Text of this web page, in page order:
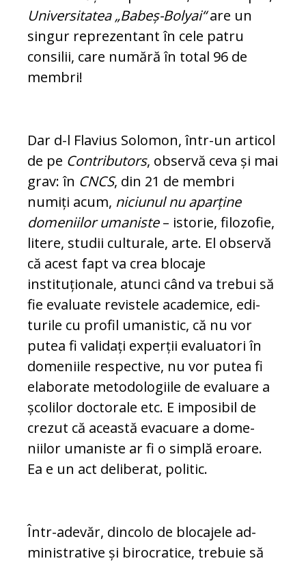
Uni­versitatea „Babeș-Bolyai“are un
singur re­pre­zentant în cele patru
consilii, care numără în to­tal 96 de
membri!
Dar d-l Flavius Solomon, într-un ar­ti­col
de pe Con­tributors, observă ce­va și mai
grav: în CNCS, din 21 de mem­bri
numiți acum, niciunul nu apar­ți­ne
domeniilor umaniste– is­torie, fi­lo­zofie,
litere, studii culturale, arte. El observă
că acest fapt va crea blo­ca­je
instituționale, atunci când va tre­bui să
fie evaluate revistele aca­de­mi­ce, edi­
turile cu profil umanistic, că nu vor
putea fi validați experții eva­luatori în
domeniile respective, nu vor putea fi
elaborate me­to­do­lo­giile de evaluare a
școlilor doctorale etc. E imposibil de
crezut că această eva­cua­re a do­me­
niilor umaniste ar fi o sim­plă eroare.
Ea e un act de­li­be­rat, politic.
Într-adevăr, dincolo de blocajele ad­
ministrative și birocratice, trebuie să